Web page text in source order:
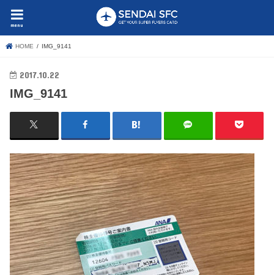
menu
HOME IMG_9141
2017.10.22
IMG_9141